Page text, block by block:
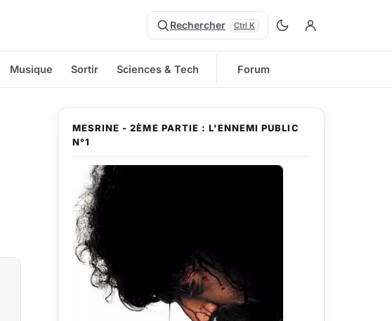
Rechercher Ctrl K
Musique Sortir Sciences & Tech Forum
MESRINE - 2ÈME PARTIE : L'ENNEMI PUBLIC
N°1